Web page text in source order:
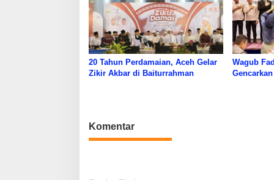
20 Tahun Perdamaian, Aceh Gelar
Zikir Akbar di Baiturrahman
Wagub
Komentar